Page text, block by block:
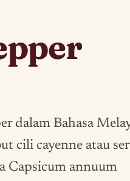
dalam Bahasa
cili cayenne atau
Capsicum annuum